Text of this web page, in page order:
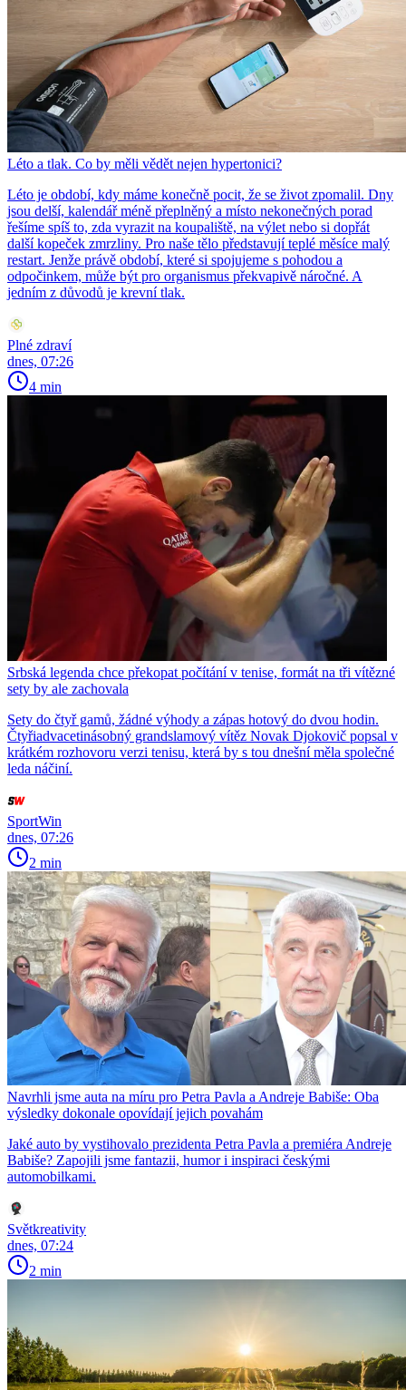
Léto a tlak. Co by měli vědět nejen hypertonici?
Léto je období, kdy máme konečně pocit, že se život zpomalil. Dny
jsou delší, kalendář méně přeplněný a místo nekonečných porad
řešíme spíš to, zda vyrazit na koupaliště, na výlet nebo si dopřát
další kopeček zmrzliny. Pro naše tělo představují teplé měsíce malý
restart. Jenže právě období, které si spojujeme s pohodou a
odpočinkem, může být pro organismus překvapivě náročné. A
jedním z důvodů je krevní tlak.
Plné zdraví
dnes, 07:26
4 min
Srbská legenda chce překopat počítání v tenise, formát na tři vítězné
sety by ale zachovala
Sety do čtyř gamů, žádné výhody a zápas hotový do dvou hodin.
Čtyřiadvacetinásobný grandslamový vítěz Novak Djokovič popsal v
krátkém rozhovoru verzi tenisu, která by s tou dnešní měla společné
leda náčiní.
SportWin
dnes, 07:26
2 min
Navrhli jsme auta na míru pro Petra Pavla a Andreje Babiše: Oba
výsledky dokonale opovídají jejich povahám
Jaké auto by vystihovalo prezidenta Petra Pavla a premiéra Andreje
Babiše? Zapojili jsme fantazii, humor i inspiraci českými
automobilkami.
Světkreativity
dnes, 07:24
2 min